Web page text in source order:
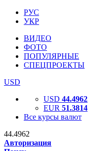
РУС
УКР
ВИДЕО
ФОТО
ПОПУЛЯРНЫЕ
СПЕЦПРОЕКТЫ
USD
USD 44.4962
EUR 51.3814
Все курсы валют
44.4962
Авторизация